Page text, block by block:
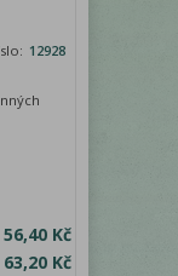
12928
56,40 Kč
63,20 Kč